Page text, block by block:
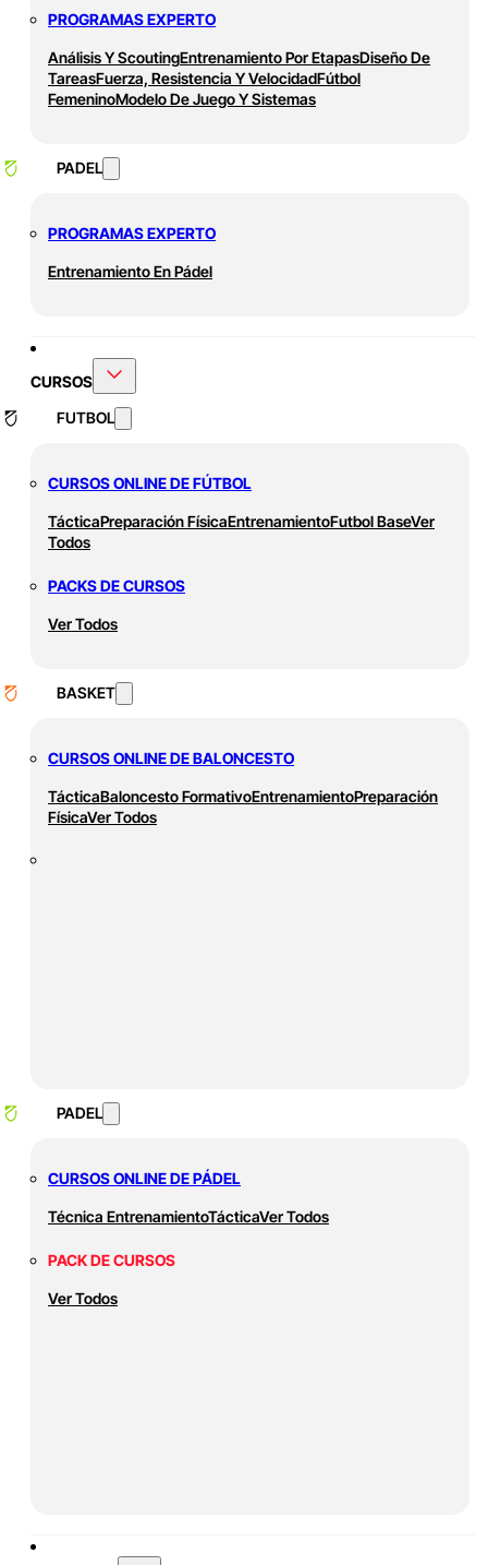
PROGRAMAS EXPERTO
Análisis Y ScoutingEntrenamiento Por EtapasDiseño De
TareasFuerza, Resistencia Y VelocidadFútbol
FemeninoModelo De Juego Y Sistemas
PADEL
PROGRAMAS EXPERTO
Entrenamiento En Pádel
CURSOS
FUTBOL
CURSOS ONLINE DE FÚTBOL
TácticaPreparación FísicaEntrenamientoFutbol BaseVer
Todos
PACKS DE CURSOS
Ver Todos
BASKET
CURSOS ONLINE DE BALONCESTO
TácticaBaloncesto FormativoEntrenamientoPreparación
FísicaVer Todos
PADEL
CURSOS ONLINE DE PÁDEL
Técnica EntrenamientoTácticaVer Todos
PACK DE CURSOS
Ver Todos